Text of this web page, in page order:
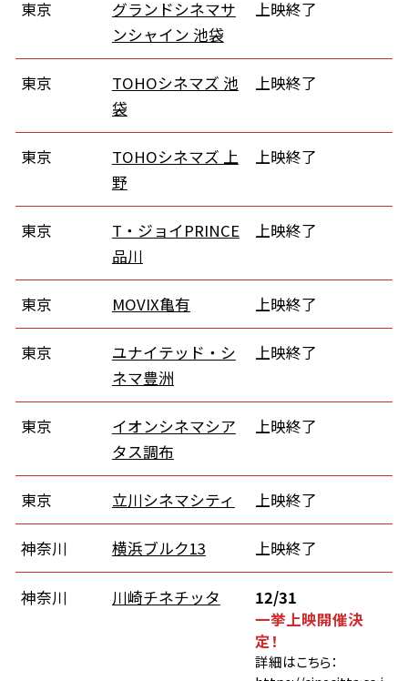
東京
グランドシネマサ
ンシャイン 池袋
上映終了
東京
TOHOシネマズ 池
袋
上映終了
東京
TOHOシネマズ 上
野
上映終了
東京
T・ジョイPRINCE
品川
上映終了
東京 MOVIX亀有 上映終了
東京
ユナイテッド・シ
ネマ豊洲
上映終了
東京
イオンシネマシア
タス調布
上映終了
東京 立川シネマシティ 上映終了
神奈川 横浜ブルク13 上映終了
神奈川 川崎チネチッタ
12/31
一挙上映開催決
定！
詳細はこちら：